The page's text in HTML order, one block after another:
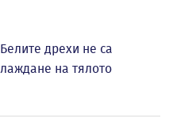
дрехи не са
на тялото